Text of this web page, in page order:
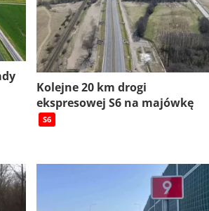
Kolejne 20 km drogi
ekspresowej S6 na majówkę
S6